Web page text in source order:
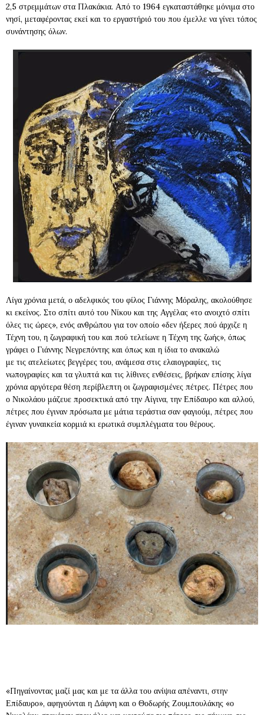
2,5 στρεμμάτων στα Πλακάκια. Από το 1964 εγκαταστάθηκε μόνιμα στο
νησί, μεταφέροντας εκεί και το εργαστήριό του που έμελλε να γίνει τόπος
συνάντησης όλων.
Λίγα χρόνια μετά, ο αδελφικός του φίλος Γιάννης Μόραλης, ακολούθησε
κι εκείνος. Στο σπίτι αυτό του Νίκου και της Αγγέλας «το ανοιχτό σπίτι
όλες τις ώρες», ενός ανθρώπου για τον οποίο «δεν ήξερες πού άρχιζε η
Τέχνη του, η ζωγραφική του και πού τελείωνε η Τέχνη της ζωής», όπως
γράφει ο Γιάννης Νεγρεπόντης και όπως και η ίδια το ανακαλώ
με τις ατελείωτες βεγγέρες του, ανάμεσα στις ελαιογραφίες, τις
νωπογραφίες και τα γλυπτά και τις λίθινες ενθέσεις, βρήκαν επίσης λίγα
χρόνια αργότερα θέση περίβλεπτη οι ζωγραφισμένες πέτρες. Πέτρες που
ο Νικολάου μάζευε προσεκτικά από την Αίγινα, την Επίδαυρο και αλλού,
πέτρες που έγιναν πρόσωπα με μάτια τεράστια σαν φαγιούμ, πέτρες που
έγιναν γυναικεία κορμιά κι ερωτικά συμπλέγματα του θέρους.
«Πηγαίνοντας μαζί μας και με τα άλλα του ανίψια απέναντι, στην
Επίδαυρο», αφηγούνται η Δάφνη και ο Θοδωρής Ζουμπουλάκης «ο